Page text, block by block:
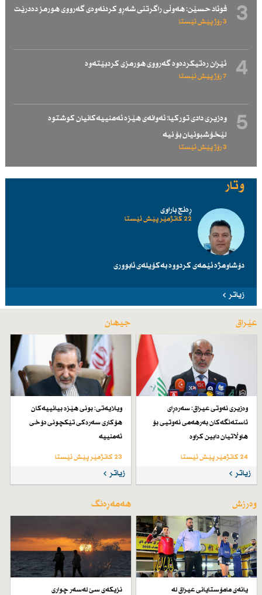
3 فوئاد حسێن: هەوڵی راگرتنی شەڕو كردنەوەی گەرووی هورمز دەدرێت
3 رۆژ پێش ئێستا
4 ئێران رەتیكردەوە گەرووی هورمزی كردبێتەوە
7 رۆژ پێش ئێستا
5
وەزیری دادی توركیا: ئەوانەی هێزە ئەمنییەكانیان كوشتوە
لێخۆشبونیان بۆ نیە
3 رۆژ پێش ئێستا
وتار
ڕەنج باراوی
22 کاتژمێر پێش ئێستا
دۆشاومژە ئێمەی کردووە بەکۆیلەی ئابووری
زیاتر
عێراق
وەزیری نەوتی عیراق: سەرەڕای
ئاستەنگەكان بەرهەمی نەوتیی بۆ
هاوڵاتیان دابین كراوە
24 کاتژمێر پێش ئێستا
زیاتر
جیهان
ویلایەتی: بونی هێزە بیانییەكان
هۆكاری سەرەكی تێكچونی دۆخی
ئەمنییە
23 کاتژمێر پێش ئێستا
زیاتر
وەرزش
یانەی مامۆستایانی عیراق لە
هەمەڕەنگ
نزیكەی سێ لەسەر چواری